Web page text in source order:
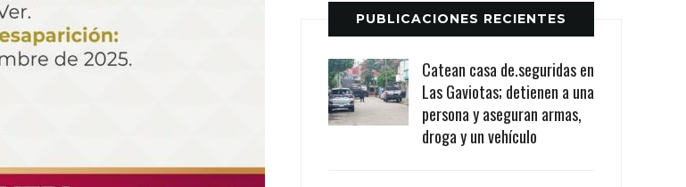
PUBLICACIONES RECIENTES
Catean casa de.seguridas en
Las Gaviotas; detienen a una
persona y aseguran armas,
droga y un vehículo